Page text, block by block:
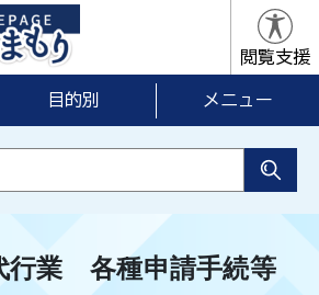
閲覧支援
目的別 メニュー
行業 各種申請手続等